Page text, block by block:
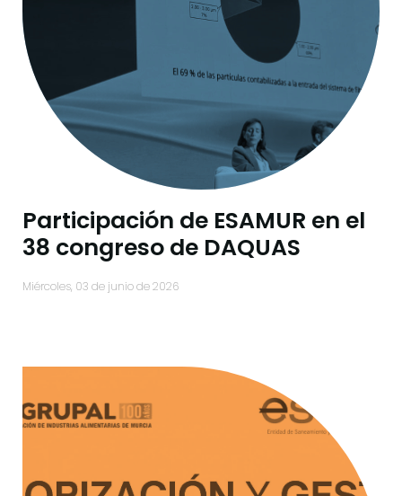
Participación de ESAMUR en el
38 congreso de DAQUAS
miércoles, 03 de junio de 2026